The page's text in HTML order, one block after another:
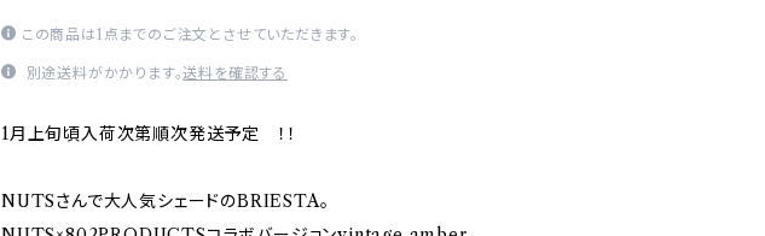
この商品は1点までのご注文とさせていただきます。
別途送料がかかります。送料を確認する
1月上旬頃入荷次第順次発送予定 ！！
NUTSさんで大人気シェードのBRIESTA。